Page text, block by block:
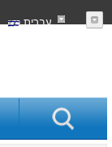
עִברִית